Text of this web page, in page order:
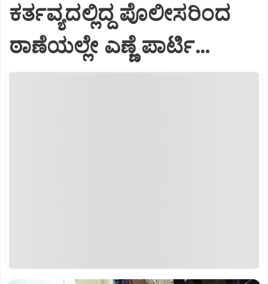
ಕರ್ತವ್ಯದಲ್ಲಿದ್ದ ಪೊಲೀಸರಿಂದ
ಠಾಣೆಯಲ್ಲೇ ಎಣ್ಣೆ ಪಾರ್ಟಿ…